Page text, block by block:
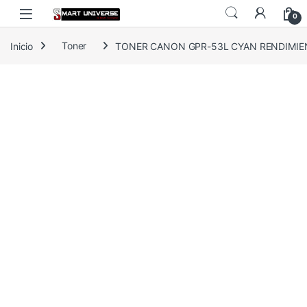
Skip to navigation
Skip to content
0
Inicio Toner TONER CANON GPR-53L CYAN